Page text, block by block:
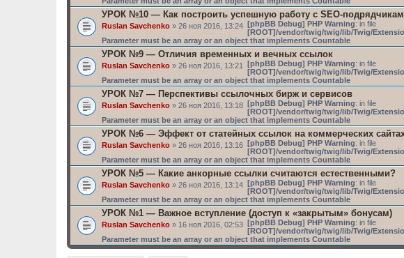
УРОК №10 — Как построить успешную работу с SEO-
Ruslan Savchenko » 26 ноя 2016, 13:24 [phpBB Debug] PHP Warning: in file
[ROOT]/vendor/twig/twig/lib/Twig/
Parameter must be an array or an object that implements Countable
УРОК №9 — Отличия временных и вечных ссылок
Ruslan Savchenko » 26 ноя 2016, 13:21 [phpBB Debug] PHP Warning: in file
[ROOT]/vendor/twig/twig/lib/Twig/
Parameter must be an array or an object that implements Countable
УРОК №7 — Перспективы ссылочных бирж и сервисов
Ruslan Savchenko » 26 ноя 2016, 13:18 [phpBB Debug] PHP Warning: in file
[ROOT]/vendor/twig/twig/lib/Twig/
Parameter must be an array or an object that implements Countable
УРОК №6 — Эффект от статейных ссылок на коммерческих
Ruslan Savchenko » 26 ноя 2016, 13:16 [phpBB Debug] PHP Warning: in file
[ROOT]/vendor/twig/twig/lib/Twig/
Parameter must be an array or an object that implements Countable
УРОК №5 — Какие анкорные ссылки считаются естественными?
Ruslan Savchenko » 26 ноя 2016, 13:14 [phpBB Debug] PHP Warning: in file
[ROOT]/vendor/twig/twig/lib/Twig/
Parameter must be an array or an object that implements Countable
УРОК №1 — Важное вступление (доступ к «закрытым» бонусам)
Ruslan Savchenko » 16 ноя 2016, 02:53 [phpBB Debug] PHP Warning: in file
[ROOT]/vendor/twig/twig/lib/Twig/
Parameter must be an array or an object that implements Countable